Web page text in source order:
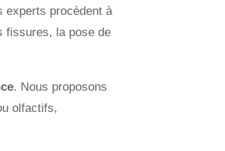
experts procèdent à
fissures, la pose de
. Nous proposons
olfactifs,